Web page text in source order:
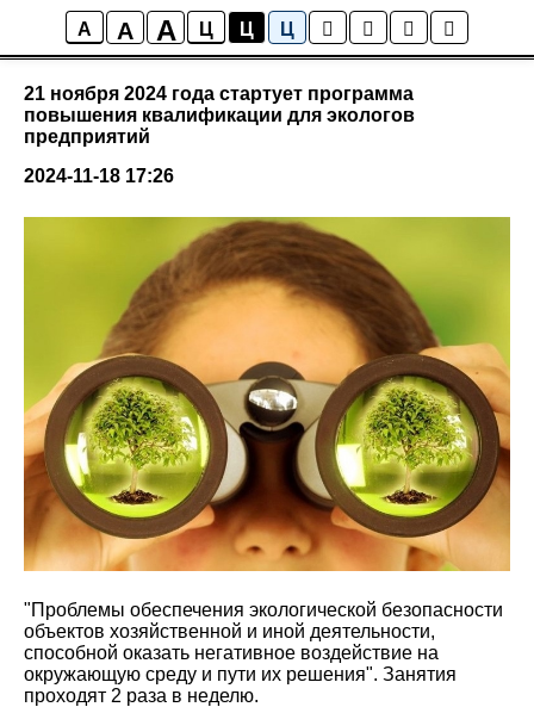
A A A Ц Ц Ц
События
21 ноября 2024 года стартует программа
повышения квалификации для экологов
предприятий
2024-11-18 17:26
"Проблемы обеспечения экологической безопасности
объектов хозяйственной и иной деятельности,
способной оказать негативное воздействие на
окружающую среду и пути их решения". Занятия
проходят 2 раза в неделю.